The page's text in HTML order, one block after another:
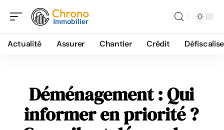
Actualité Assurer Chantier Crédit
Déménagement : Qui
informer en priorité ?